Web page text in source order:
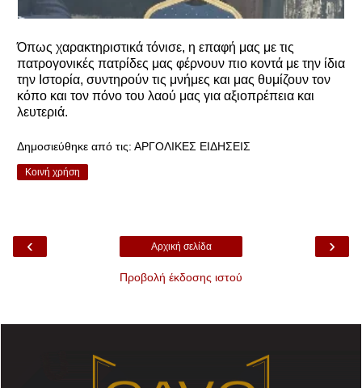
Όπως χαρακτηριστικά τόνισε, η επαφή μας με τις
πατρογονικές πατρίδες μας φέρνουν πιο κοντά με την ίδια
την Ιστορία, συντηρούν τις μνήμες και μας θυμίζουν τον
κόπο και τον πόνο του λαού μας για αξιοπρέπεια και
λευτεριά.
Δημοσιεύθηκε από τις: ΑΡΓΟΛΙΚΕΣ ΕΙΔΗΣΕΙΣ
Κοινή χρήση
‹ ›
Αρχική σελίδα
Προβολή έκδοσης ιστού